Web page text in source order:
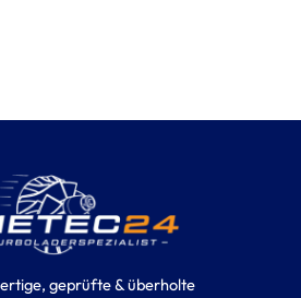
geprüfte & überholte